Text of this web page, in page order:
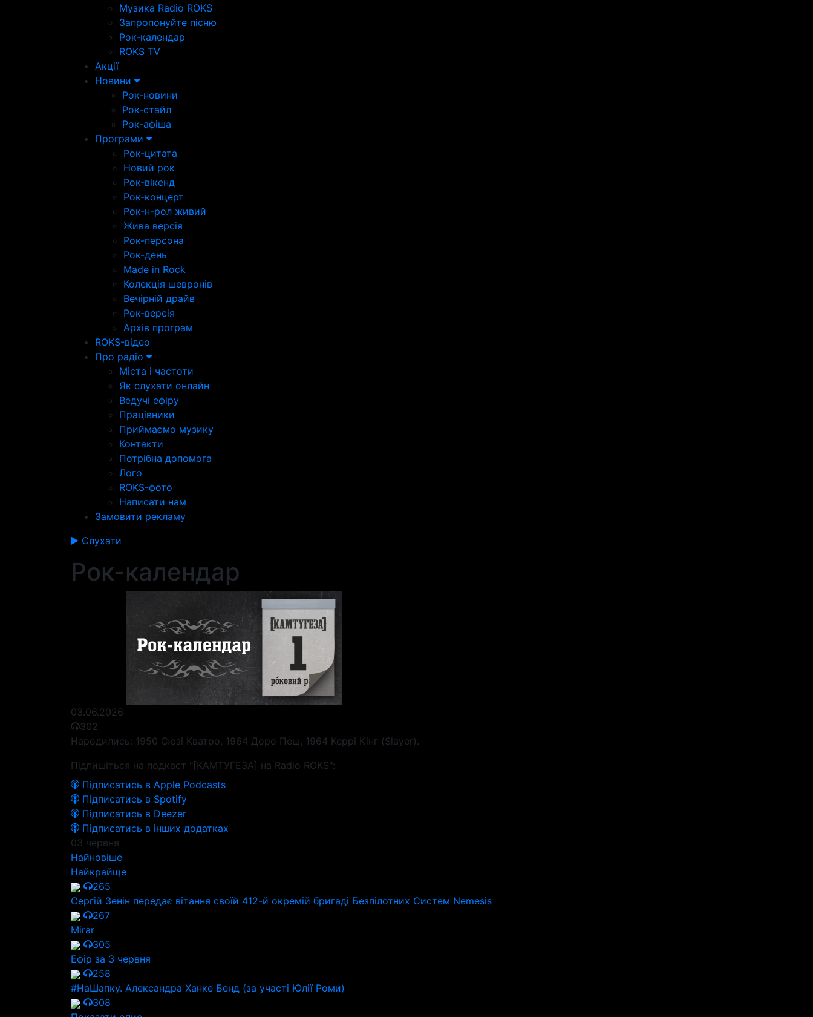
Музика Radio ROKS
Запропонуйте пісню
Рок-календар
ROKS TV
Акції
Новини
Рок-новини
Рок-стайл
Рок-афіша
Програми
Рок-цитата
Новий рок
Рок-вікенд
Рок-концерт
Рок-н-рол живий
Жива версія
Рок-персона
Рок-день
Made in Rock
Колекція шевронів
Вечірній драйв
Рок-версія
Архів програм
ROKS-відео
Про радіо
Міста і частоти
Як слухати онлайн
Ведучі ефіру
Працівники
Приймаємо музику
Контакти
Потрібна допомога
Лого
ROKS-фото
Написати нам
Замовити рекламу
Слухати
Рок-календар
03.06.2026
302
Народились: 1950 Сюзі Кватро, 1964 Доро Пеш, 1964 Керрі Кінг (Slayer).
Підпишіться на подкаст "[КАМТУГЕЗА] на Radio ROKS":
Підписатись в Apple Podcasts
Підписатись в Spotify
Підписатись в Deezer
Підписатись в інших додатках
03 червня
Найновіше
Найкрайще
265
Сергій Зенін передає вітання своїй 412-й окремій бригаді Безпілотних Систем Nemesis
267
Mirar
305
Ефір за 3 червня
258
#НаШапку. Александра Ханке Бенд (за участі Юлії Роми)
308